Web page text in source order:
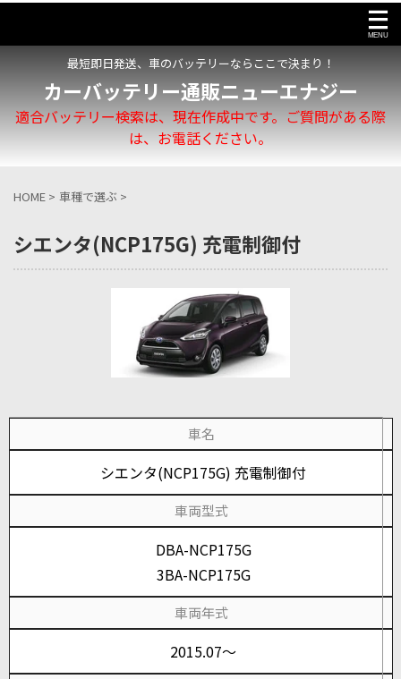
最短即日発送、車のバッテリーならここで決まり！
カーバッテリー通販ニューエナジー
適合バッテリー検索は、現在作成中です。ご質問がある際
は、お電話ください。
HOME > 車種で選ぶ >
シエンタ(NCP175G) 充電制御付
車名
シエンタ(NCP175G) 充電制御付
車両型式
DBA-NCP175G
3BA-NCP175G
車両年式
2015.07～